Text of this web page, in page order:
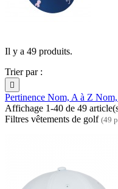
Il y a 49 produits.
Trier par :

Pertinence Nom, A à Z
Affichage 1-40 de 49
Filtres vêtements de golf (49